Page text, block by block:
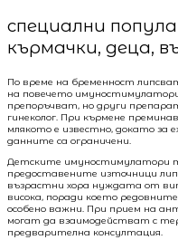
специални
кърмачки, деца,
По време на бременност
на повечето
препоръчват, но други
гинеколог. При кърмене
млякото е известно, докато за
данните са ограничени.
Детските имуностимулатори
предоставените източници
възрастни хора нуждата от
висока, поради което
особено важни. При прием на
могат да взаимодействат с
предварителна консултация.